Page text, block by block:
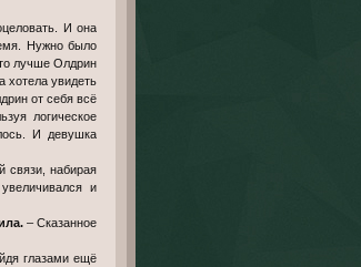
И она
Нужно было
лучше Олдрин
увидеть
от себя всё
логическое
И девушка
связи, набирая
и
– Сказанное
глазами ещё